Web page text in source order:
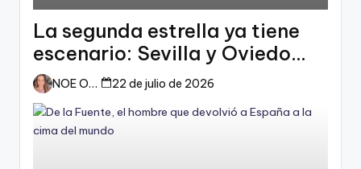
La segunda estrella ya tiene
escenario: Sevilla y Oviedo
esperan a España
NOE ORTIZ 22 de julio de 2026